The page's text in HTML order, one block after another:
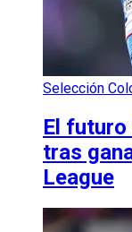
Selección
El
tras
League